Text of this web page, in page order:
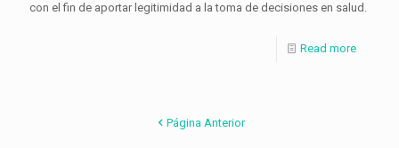
con el fin de aportar legitimidad a la toma de decisiones en salud.
Read more
Página Anterior